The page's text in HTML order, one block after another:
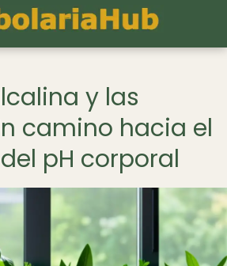
y las
camino hacia el
pH corporal